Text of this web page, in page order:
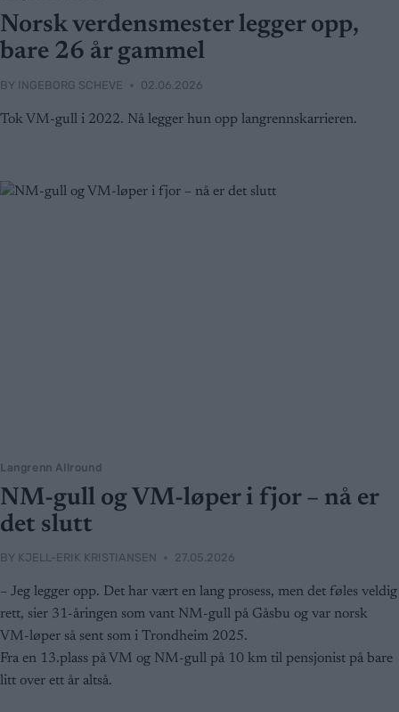
Norsk verdensmester legger opp,
bare 26 år gammel
BY INGEBORG SCHEVE 02.06.2026
Tok VM-gull i 2022. Nå legger hun opp langrennskarrieren.
Langrenn Allround
NM-gull og VM-løper i fjor – nå er
det slutt
BY KJELL-ERIK KRISTIANSEN 27.05.2026
– Jeg legger opp. Det har vært en lang prosess, men det føles veldig
rett, sier 31-åringen som vant NM-gull på Gåsbu og var norsk
VM-løper så sent som i Trondheim 2025.
Fra en 13.plass på VM og NM-gull på 10 km til pensjonist på bare
litt over ett år altså.